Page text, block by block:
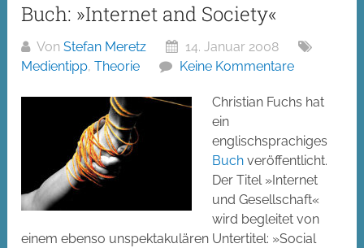
Buch: »Internet and Society«
VonStefan Meretz
14. Januar 2008
Medientipp,Theorie Keine Kommentare
Christian Fuchs hat
ein
englischsprachiges
Buch veröffentlicht.
Der Titel »Internet
und Gesellschaft«
wird begleitet von
einem ebenso unspektakulären Untertitel: »Social